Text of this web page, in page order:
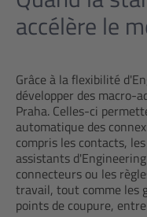
accélère le
Grâce à la flexibilité
développer des macro-
Praha. Celles-ci
automatique des
compris les contacts,
assistants
connecteurs ou les
travail, tout comme les
points de coupure,